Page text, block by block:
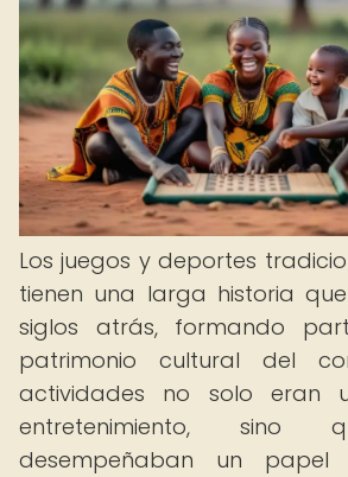
Los juegos y deportes
tienen una larga historia
siglos atrás, formando
patrimonio cultural del
actividades no solo eran
entretenimiento, sino
desempeñaban un